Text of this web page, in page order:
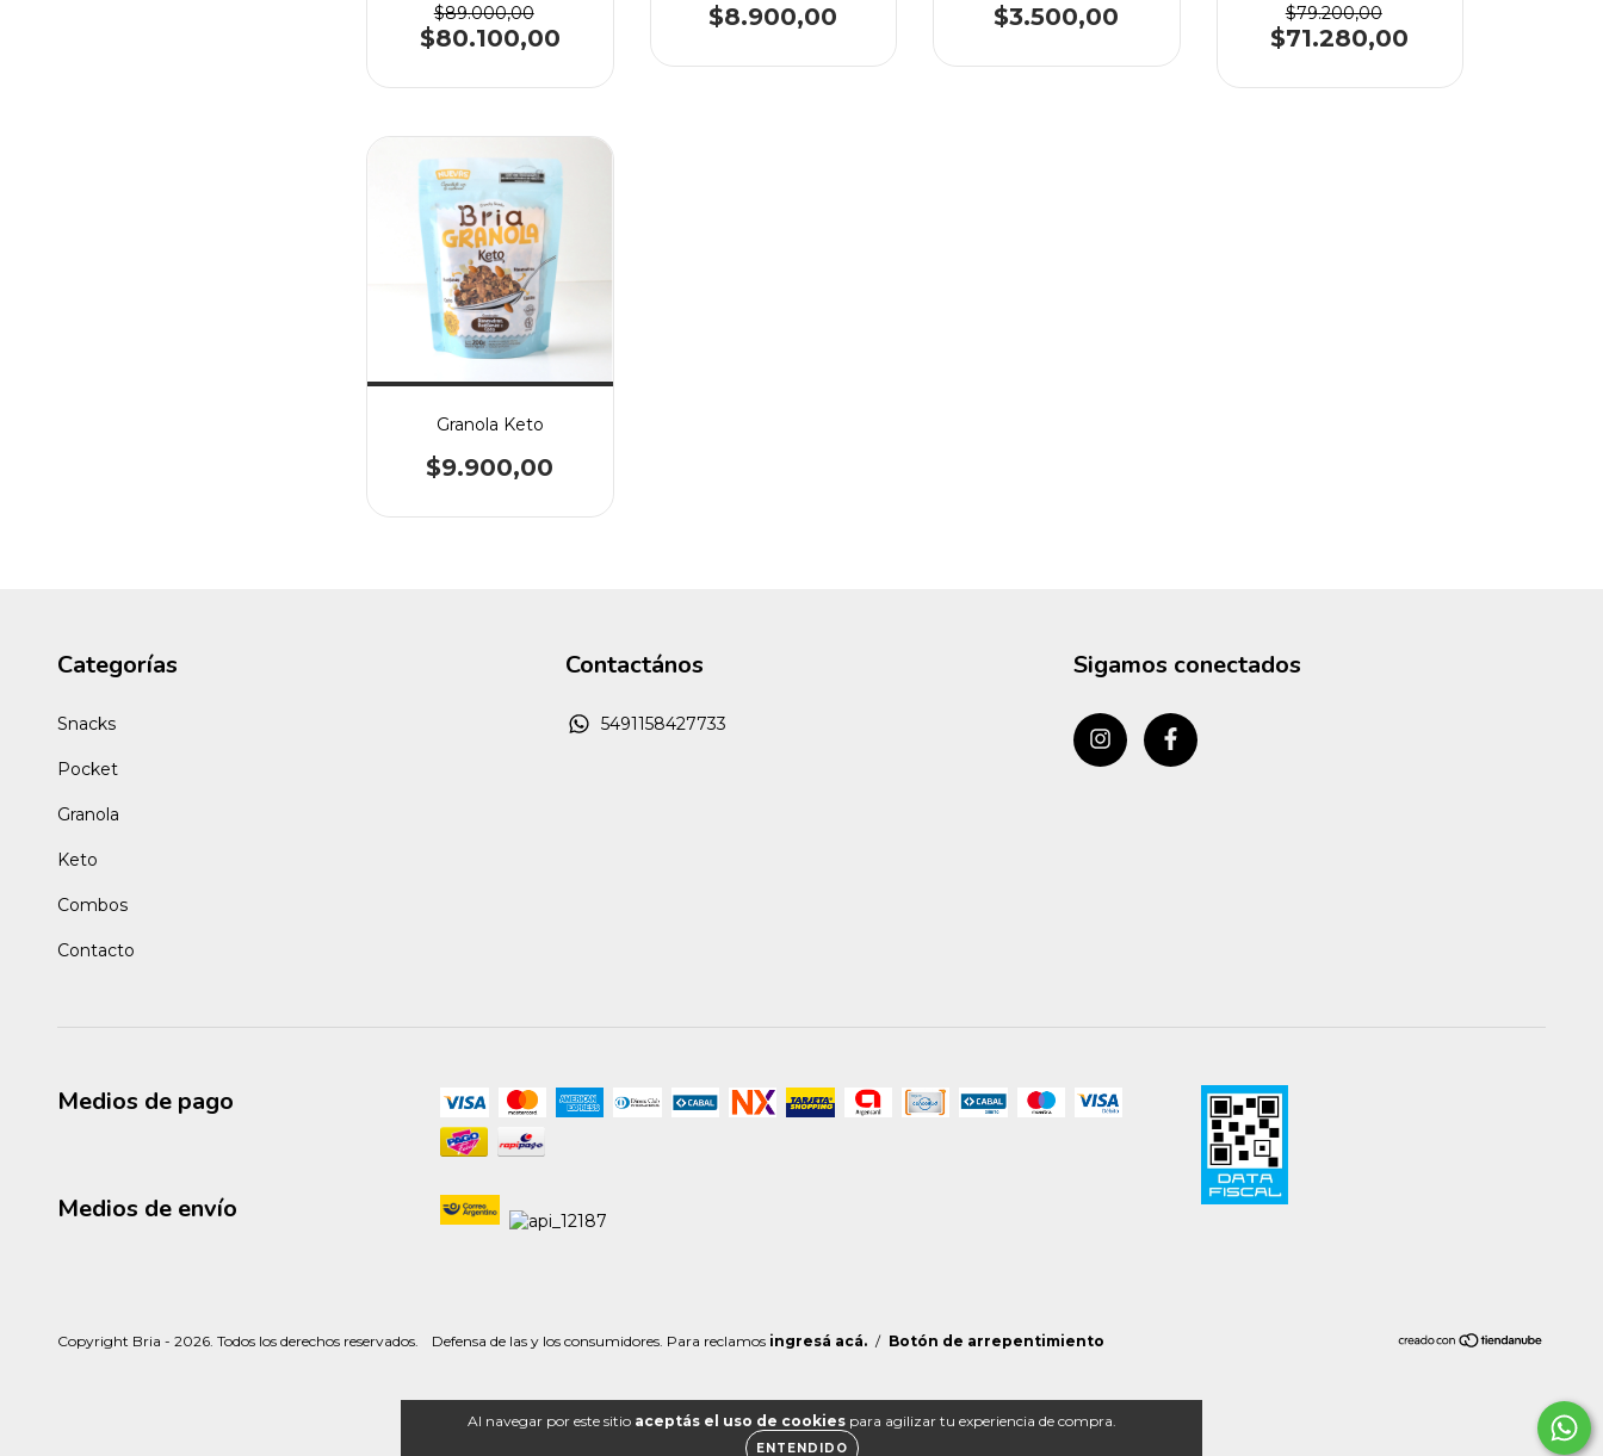
Al navegar por este sitio aceptás el uso de cookies para agilizar tu experiencia de compra.
ENTENDIDO
$89.000,00
$80.100,00
$8.900,00 $3.500,00
$79.200,00
$71.280,00
Granola Keto
$9.900,00
Categorías
Snacks
Pocket
Granola
Keto
Combos
Contacto
Contactános
5491158427733
Sigamos conectados
Medios de pago
Medios de envío
Copyright Bria - 2026. Todos los derechos reservados. Defensa de las y los consumidores. Para reclamos ingresá acá. / Botón de arrepentimiento